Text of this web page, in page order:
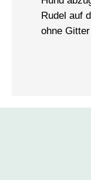
Rudel auf
ohne